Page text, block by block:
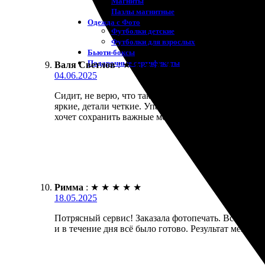
Пазлы магнитные
Одежда с Фото
Футболки детские
Футболки для взрослых
Бьюти-боксы
Подарочные сертификаты
Валя Светлов : ★ ★ ★ ★ ★
04.06.2025
Сидит, не верю, что так быстро получил свои
яркие, детали четкие. Упаковка — всё аккуратно,
хочет сохранить важные моменты в отличном виде!
Римма : ★ ★ ★ ★ ★
18.05.2025
Потрясный сервис! Заказала фотопечать. Все
и в течение дня всё было готово. Результат меня